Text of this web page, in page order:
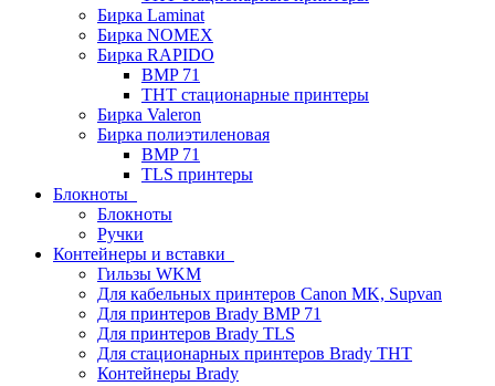
Бирка Laminat
Бирка NOMEX
Бирка RAPIDO
BMP 71
THT стационарные принтеры
Бирка Valeron
Бирка полиэтиленовая
BMP 71
TLS принтеры
Блокноты
Блокноты
Ручки
Контейнеры и вставки
Гильзы WKM
Для кабельных принтеров Canon MK, Supvan
Для принтеров Brady BMP 71
Для принтеров Brady TLS
Для стационарных принтеров Brady THT
Контейнеры Brady